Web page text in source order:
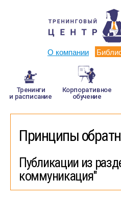
О компании
Тренинги
и расписание
Корпоративное
обучение
Принципы
Публикации из
коммуникация"